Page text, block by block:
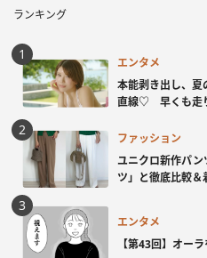
ランキング
エンタメ
本能剥き出し、
直線♡ 早くも走
ファッション
ユニクロ新作パ
ツ」と徹底比較＆
エンタメ
【第43回】オー